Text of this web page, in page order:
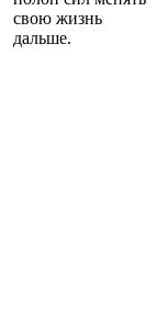
свою жизнь
дальше.